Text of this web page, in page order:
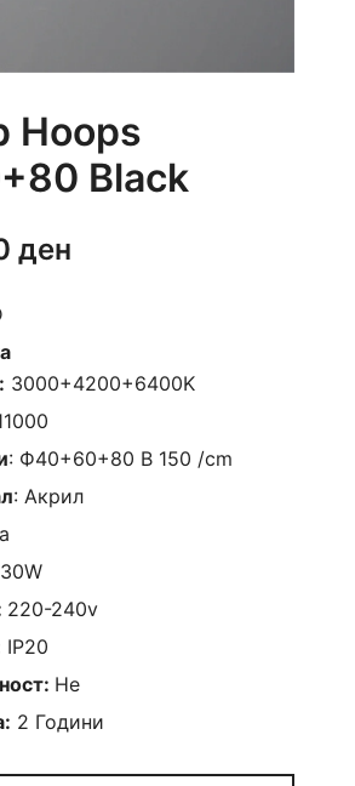
Hoops
Black
ден
3000+4200+6400K
: Ф40+60+80 В 150 /cm
: Акрил
220-240v
IP20
Не
2 Години